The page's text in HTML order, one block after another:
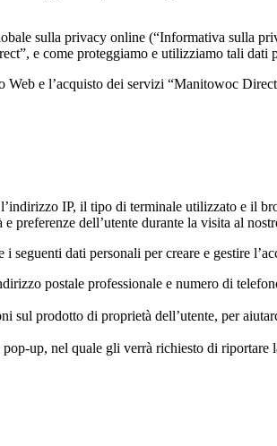
sulla privacy online (“Informativa sulla
e come proteggiamo e utilizziamo tali dati
e l’acquisto dei servizi “Manitowoc
IP, il tipo di terminale utilizzato e il
dell’utente durante la visita al
dati personali per creare e gestire
postale professionale e numero di
sul prodotto di proprietà dell’utente, per
up, nel quale gli verrà richiesto di